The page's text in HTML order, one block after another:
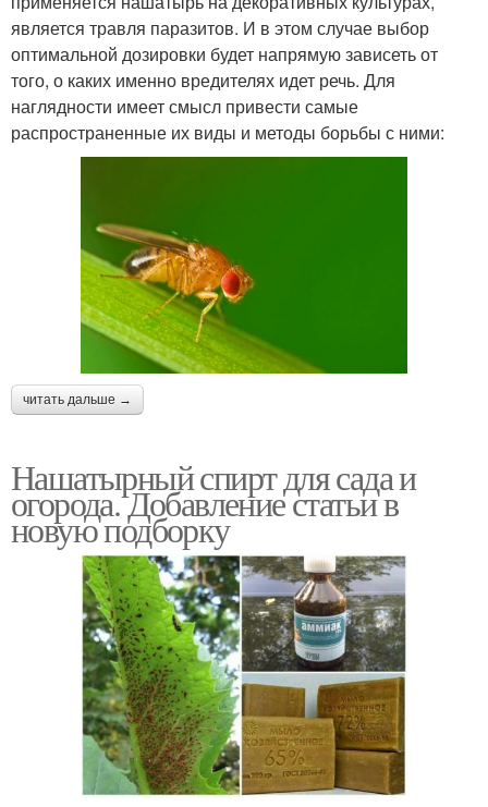
является травля паразитов. И в этом случае выбор
оптимальной дозировки будет напрямую зависеть от
того, о каких именно вредителях идет речь. Для
наглядности имеет смысл привести самые
распространенные их виды и методы борьбы с ними:
читать дальше →
Нашатырный спирт для сада и
огорода. Добавление статьи в
новую подборку